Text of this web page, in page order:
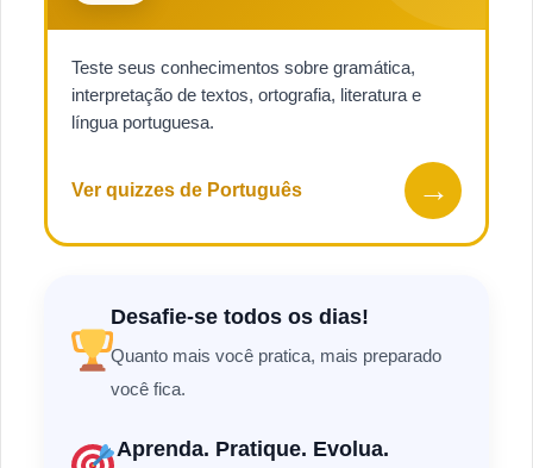
Teste seus conhecimentos sobre gramática,
interpretação de textos, ortografia, literatura e
língua portuguesa.
Ver quizzes de Português →
Desafie-se todos os dias!
Quanto mais você pratica, mais preparado
você fica.
Aprenda. Pratique. Evolua.